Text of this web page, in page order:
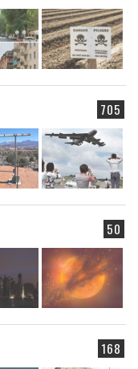
705
50
168